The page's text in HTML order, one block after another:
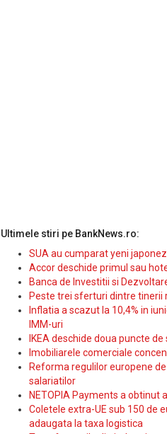
Ultimele stiri pe BankNews.ro:
SUA au cumparat yeni
Accor deschide primul sau
Banca de Investitii si
Peste trei sferturi dintre tinerii
Inflatia a scazut la 10,4% in
IMM-uri
IKEA deschide doua puncte
Imobiliarele comerciale
Reforma regulilor europene
salariatilor
NETOPIA Payments a obtinut
Coletele extra-UE sub 150 de
adaugata la taxa logistica